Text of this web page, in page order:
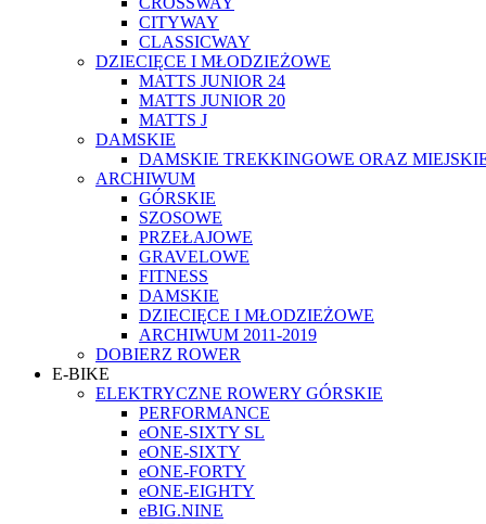
CITYWAY
CLASSICWAY
DZIECIĘCE I MŁODZIEŻOWE
MATTS JUNIOR 24
MATTS JUNIOR 20
MATTS J
DAMSKIE
DAMSKIE TREKKINGOWE ORAZ
ARCHIWUM
GÓRSKIE
SZOSOWE
PRZEŁAJOWE
GRAVELOWE
FITNESS
DAMSKIE
DZIECIĘCE I MŁODZIEŻOWE
ARCHIWUM 2011-2019
DOBIERZ ROWER
E-BIKE
ELEKTRYCZNE ROWERY GÓRSKIE
PERFORMANCE
eONE-SIXTY SL
eONE-SIXTY
eONE-FORTY
eONE-EIGHTY
eBIG.NINE